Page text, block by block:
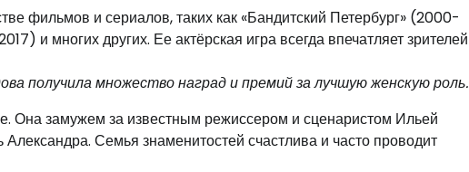
фильмов и сериалов, таких как «Бандитский Петербург» (2000-
и многих других. Ее актёрская игра всегда впечатляет зрителей
получила множество наград и премий за лучшую женскую роль.
Она замужем за известным режиссером и сценаристом Ильей
Семья знаменитостей счастлива и часто проводит